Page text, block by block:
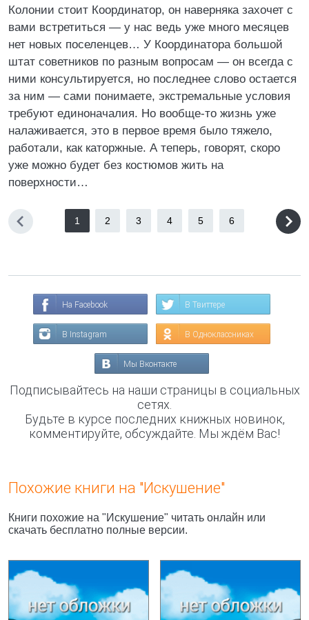
Колонии стоит Координатор, он наверняка захочет с
вами встретиться — у нас ведь уже много месяцев
нет новых поселенцев… У Координатора большой
штат советников по разным вопросам — он всегда с
ними консультируется, но последнее слово остается
за ним — сами понимаете, экстремальные условия
требуют единоначалия. Но вообще-то жизнь уже
налаживается, это в первое время было тяжело,
работали, как каторжные. А теперь, говорят, скоро
уже можно будет без костюмов жить на
поверхности…
1 2 3 4 5 6
На Facebook В Твиттере
В Instagram В Одноклассниках
Мы Вконтакте
Подписывайтесь на наши страницы в социальных
сетях.
Будьте в курсе последних книжных новинок,
комментируйте, обсуждайте. Мы ждём Вас!
Похожие книги на "Искушение"
Книги похожие на "Искушение" читать онлайн или
скачать бесплатно полные версии.